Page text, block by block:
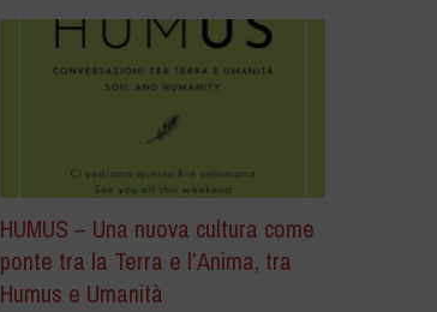
HUMUS – Una nuova cultura come
ponte tra la Terra e l’Anima, tra
Humus e Umanità